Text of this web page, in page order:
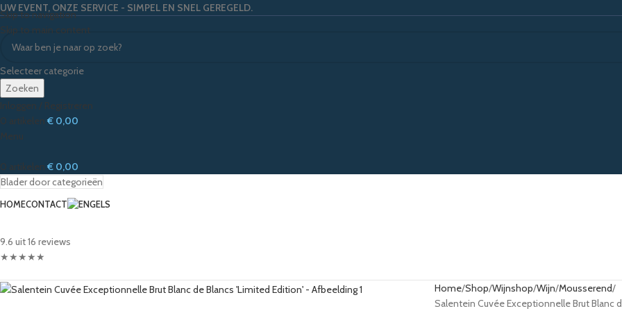
Skip to navigation
Skip to main content
UW EVENT, ONZE SERVICE - SIMPEL EN SNEL GEREGELD.
Selecteer categorie
Zoeken
Inloggen / Registreren
0 artikelen € 0,00
Menu
0 artikelen € 0,00
Blader door categorieën
HOMECONTACT
9.6 uit 16 reviews
★★★★★
Home Shop Wijnshop Wijn Mousserend
Salentein Cuvée Exceptionnelle Brut Blanc